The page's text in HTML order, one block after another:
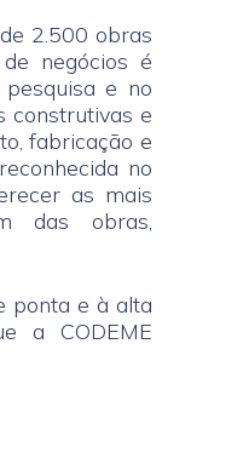
2.500 obras
negócios é
e no
construtivas e
fabricação e
no
as mais
das obras,
ponta e à alta
a CODEME